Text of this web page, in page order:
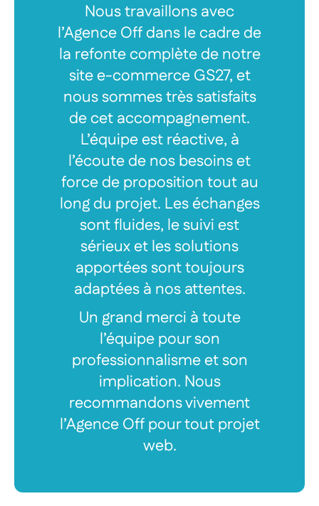
Nous travaillons avec
l’Agence Off dans le cadre de
la refonte complète de notre
site e-commerce GS27, et
nous sommes très satisfaits
de cet accompagnement.
L’équipe est réactive, à
l’écoute de nos besoins et
force de proposition tout au
long du projet. Les échanges
sont fluides, le suivi est
sérieux et les solutions
apportées sont toujours
adaptées à nos attentes.
Un grand merci à toute
l’équipe pour son
professionnalisme et son
implication. Nous
recommandons vivement
l’Agence Off pour tout projet
web.